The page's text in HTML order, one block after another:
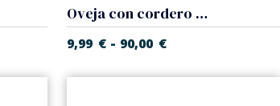
Oveja con cordero (Belen Casales)
9,99 €- 90,00 €